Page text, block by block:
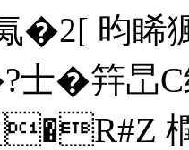
昀睎猦
士�筓